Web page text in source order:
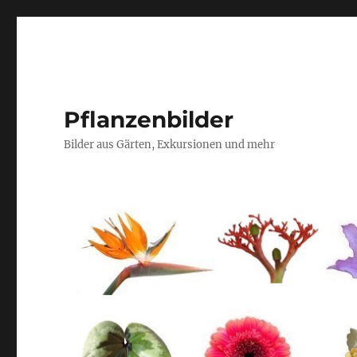
Pflanzenbilder
Bilder aus Gärten, Exkursionen und mehr